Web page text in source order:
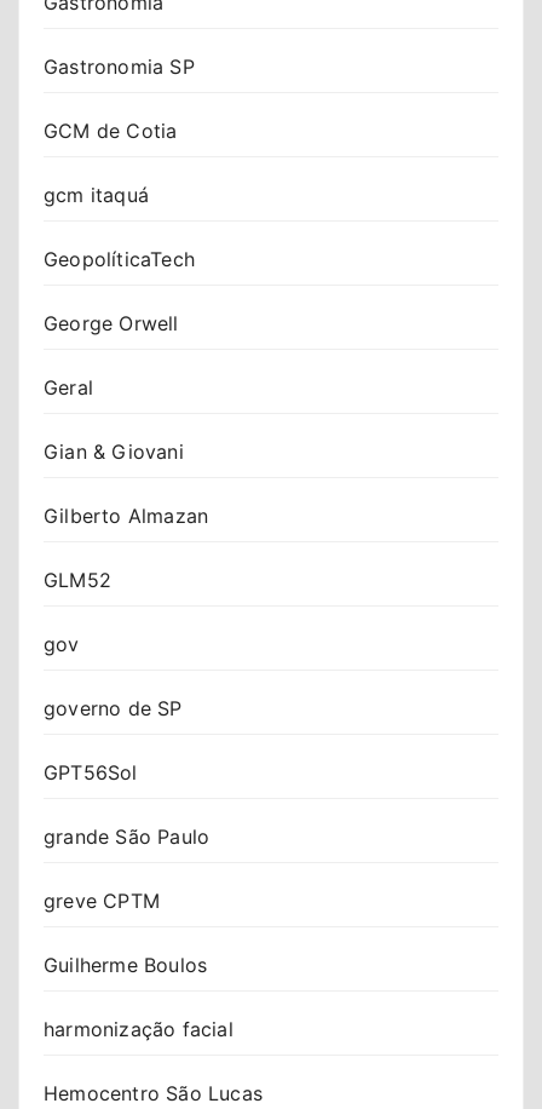
Gastronomia SP
GCM de Cotia
gcm itaquá
GeopolíticaTech
George Orwell
Geral
Gian & Giovani
Gilberto Almazan
GLM52
gov
governo de SP
GPT56Sol
grande São Paulo
greve CPTM
Guilherme Boulos
harmonização facial
Hemocentro São Lucas